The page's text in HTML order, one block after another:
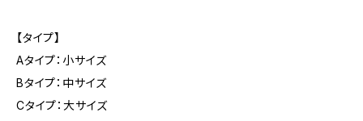
【タイプ】
Aタイプ：小サイズ
Bタイプ：中サイズ
Cタイプ：大サイズ